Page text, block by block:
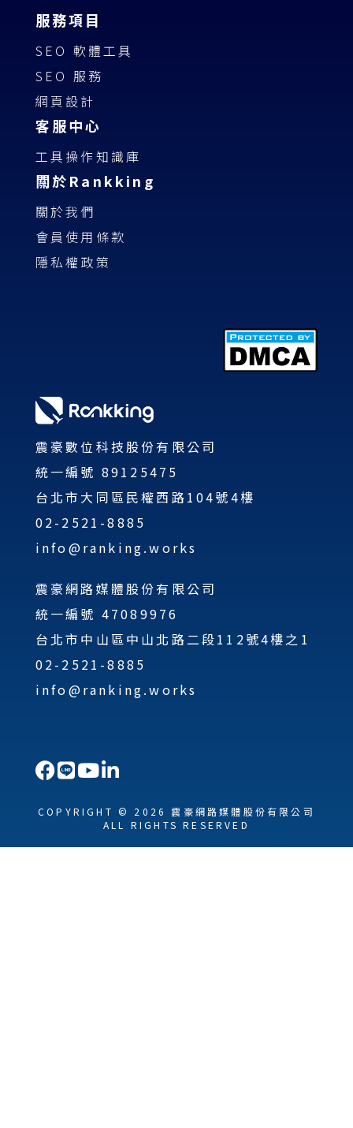
震豪數位科技股份有限公司
統一編號 89125475
台北市大同區民權西路104號4樓
02-2521-8885
info@ranking.works
震豪網路媒體股份有限公司
統一編號 47089976
台北市中山區中山北路二段112號4樓之1
02-2521-8885
info@ranking.works
服務項目
SEO 軟體工具
SEO 服務
網頁設計
客服中心
工具操作知識庫
關於Rankking
關於我們
會員使用條款
隱私權政策
COPYRIGHT © 2026 震豪網路媒體股份有限公司
ALL RIGHTS RESERVED